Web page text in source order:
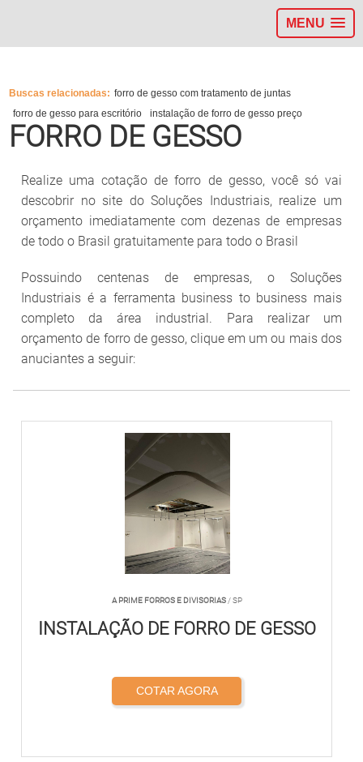
MENU
Buscas relacionadas: forro de gesso com tratamento de juntas
forro de gesso para escritório
instalação de forro de gesso preço
FORRO DE GESSO
Realize uma cotação de forro de gesso, você só vai
descobrir no site do Soluções Industriais, realize um
orçamento imediatamente com dezenas de empresas
de todo o Brasil gratuitamente para todo o Brasil
Possuindo centenas de empresas, o Soluções
Industriais é a ferramenta business to business mais
completo da área industrial. Para realizar um
orçamento de forro de gesso, clique em um ou mais dos
anuciantes a seguir:
A PRIME FORROS E DIVISORIAS/ SP
INSTALAÇÃO DE FORRO DE GESSO
COTAR AGORA